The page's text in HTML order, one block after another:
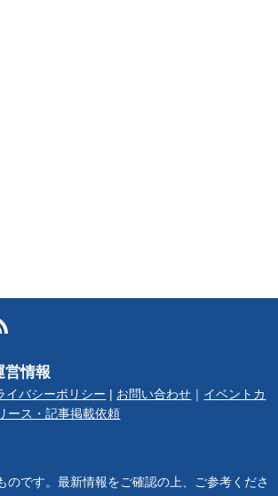
営情報
イバシーポリシー お問い合わせ
イベントカ
ース・記事掲載依頼
のです。最新情報をご確認の上、ご参考くださ